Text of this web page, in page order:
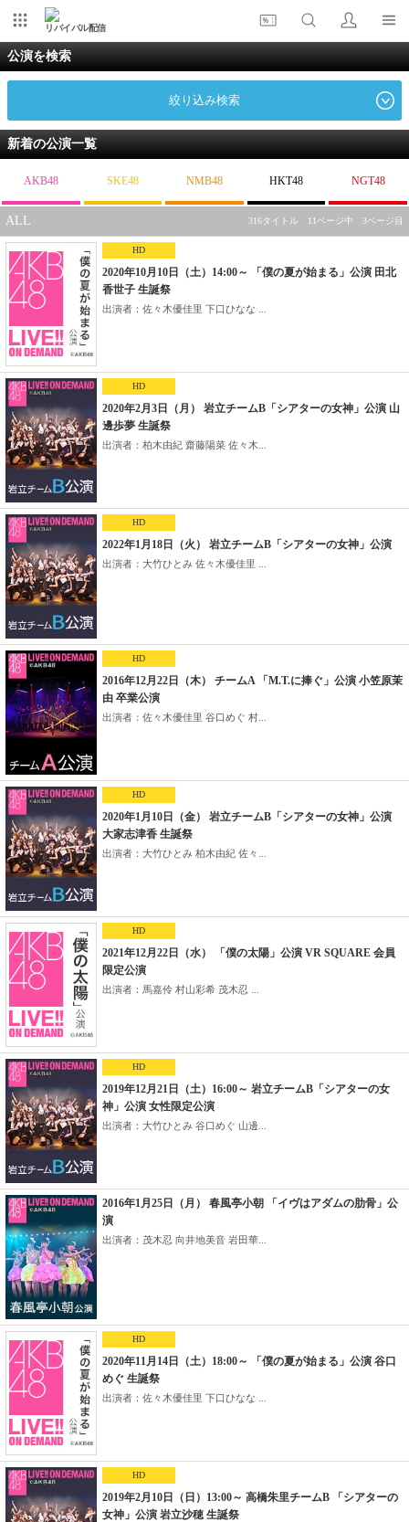
リバイバル配信
公演を検索
絞り込み検索
新着の公演一覧
AKB48 SKE48 NMB48 HKT48 NGT48
ALL 316タイトル 11ページ中 3ページ目
HD
2020年10月10日（土）14:00～ 「僕の夏が始まる」公演 田北
香世子 生誕祭
出演者：佐々木優佳里 下口ひなな ...
HD
2020年2月3日（月） 岩立チームB「シアターの女神」公演 山
邊歩夢 生誕祭
出演者：柏木由紀 齋藤陽菜 佐々木...
HD
2022年1月18日（火） 岩立チームB「シアターの女神」公演
出演者：大竹ひとみ 佐々木優佳里 ...
HD
2016年12月22日（木） チームA 「M.T.に捧ぐ」公演 小笠原茉
由 卒業公演
出演者：佐々木優佳里 谷口めぐ 村...
HD
2020年1月10日（金） 岩立チームB「シアターの女神」公演
大家志津香 生誕祭
出演者：大竹ひとみ 柏木由紀 佐々...
HD
2021年12月22日（水） 「僕の太陽」公演 VR SQUARE 会員
限定公演
出演者：馬嘉伶 村山彩希 茂木忍 ...
HD
2019年12月21日（土）16:00～ 岩立チームB「シアターの女
神」公演 女性限定公演
出演者：大竹ひとみ 谷口めぐ 山邊...
2016年1月25日（月） 春風亭小朝 「イヴはアダムの肋骨」公
演
出演者：茂木忍 向井地美音 岩田華...
HD
2020年11月14日（土）18:00～ 「僕の夏が始まる」公演 谷口
めぐ 生誕祭
出演者：佐々木優佳里 下口ひなな ...
HD
2019年2月10日（日）13:00～ 高橋朱里チームB 「シアターの
女神」公演 岩立沙穂 生誕祭